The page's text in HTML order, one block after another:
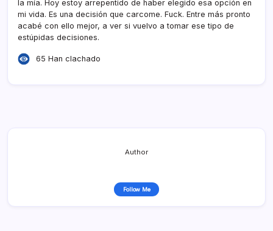
la mí­a. Hoy estoy arrepentido de haber elegido esa opción en
mi vida. Es una decisión que carcome. Fuck. Entre más pronto
acabé con ello mejor, a ver si vuelvo a tomar ese tipo de
estúpidas decisiones.
65 Han clachado
Author
Follow Me